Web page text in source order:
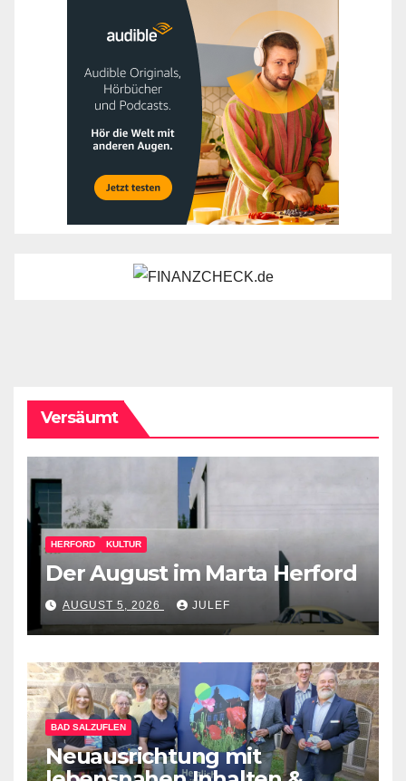
Versäumt
HERFORD KULTUR
Der August im Marta Herford
AUGUST 5, 2026 JULEF
BAD SALZUFLEN
Neuausrichtung mit